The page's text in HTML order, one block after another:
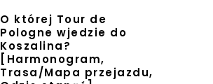
O której Tour de
Pologne wjedzie do
Koszalina?
[Harmonogram,
Trasa/Mapa przejazdu,